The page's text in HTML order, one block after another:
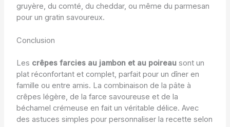
gruyère, du comté, du cheddar, ou même du parmesan
pour un gratin savoureux.
Conclusion
Les crêpes farcies au jambon et au poireausont un
plat réconfortant et complet, parfait pour un dîner en
famille ou entre amis. La combinaison de la pâte à
crêpes légère, de la farce savoureuse et de la
béchamel crémeuse en fait un véritable délice. Avec
des astuces simples pour personnaliser la recette selon